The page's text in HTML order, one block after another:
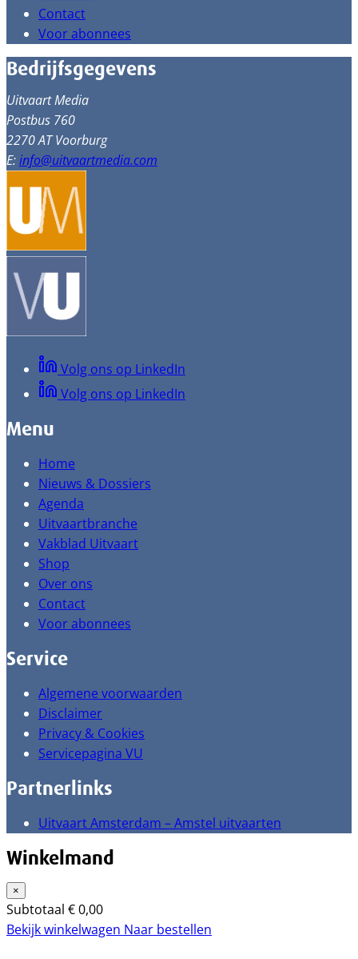
Contact
Voor abonnees
Bedrijfsgegevens
Uitvaart Media
Postbus 760
2270 AT Voorburg
E:info@uitvaartmedia.com
Volg ons op LinkedIn
Volg ons op LinkedIn
Menu
Home
Nieuws & Dossiers
Agenda
Uitvaartbranche
Vakblad Uitvaart
Shop
Over ons
Contact
Voor abonnees
Service
Algemene voorwaarden
Disclaimer
Privacy & Cookies
Servicepagina VU
Partnerlinks
Uitvaart Amsterdam – Amstel uitvaarten
Winkelmand
×
Subtotaal €0,00
Bekijk winkelwagen Naar bestellen